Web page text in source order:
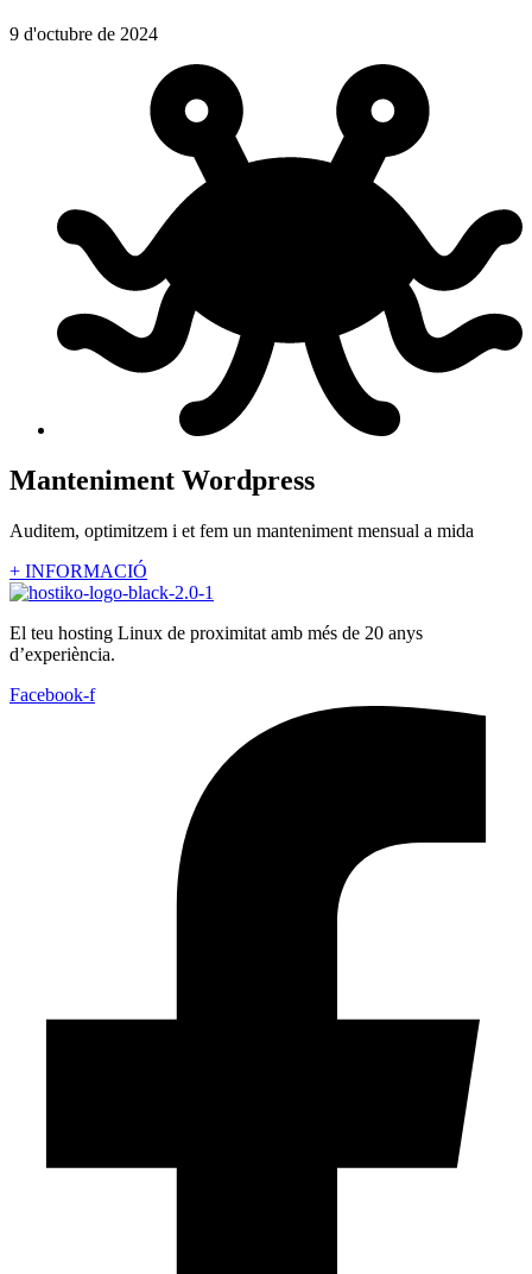
9 d'octubre de 2024
Manteniment Wordpress
Auditem, optimitzem i et fem un manteniment mensual a mida
+ INFORMACIÓ
El teu hosting Linux de proximitat amb més de 20 anys
d’experiència.
Facebook-f